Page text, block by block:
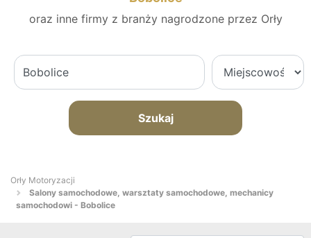
oraz inne firmy z branży nagrodzone przez Orły
Szukaj
Orły Motoryzacji
Salony samochodowe, warsztaty samochodowe, mechanicy
samochodowi - Bobolice